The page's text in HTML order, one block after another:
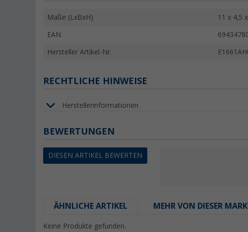
Maße (LxBxH) 11 x 4,5
EAN
Hersteller Artikel-Nr.
RECHTLICHE HINWEISE
Herstellerinformationen
BEWERTUNGEN
DIESEN ARTIKEL BEWERTEN
ÄHNLICHE ARTIKEL MEHR VON DIESER
Keine Produkte gefunden.